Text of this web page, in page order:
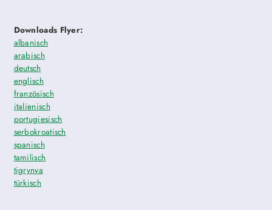
Downloads Flyer:
albanisch
arabisch
deutsch
englisch
französisch
italienisch
portugiesisch
serbokroatisch
spanisch
tamilisch
tigrynya
türkisch